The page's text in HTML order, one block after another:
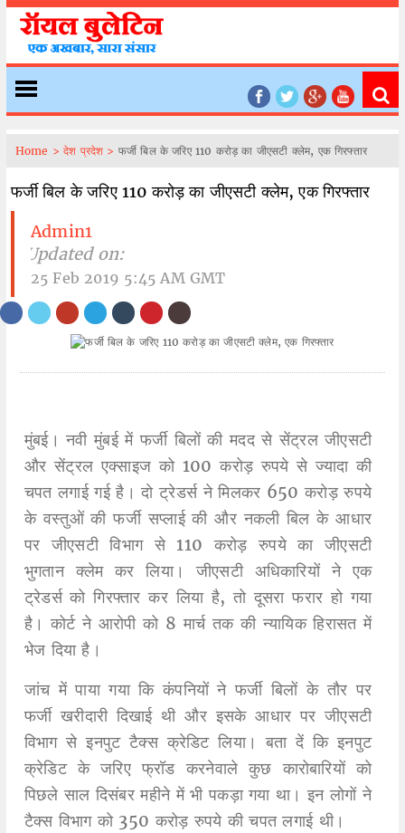
Home > देश प्रदेश > फर्जी बिल के जरिए 110 करोड़ का जीएसटी क्लेम, एक गिरफ्तार
फर्जी बिल के जरिए 110 करोड़ का जीएसटी क्लेम, एक गिरफ्तार
Admin1
| Updated on:
25 Feb 2019 5:45 AM GMT
मुंबई। नवी मुंबई में फर्जी बिलों की मदद से सेंट्रल जीएसटी
और सेंट्रल एक्साइज को 100 करोड़ रुपये से ज्यादा की
चपत लगाई गई है। दो ट्रेडर्स ने मिलकर 650 करोड़ रुपये
के वस्तुओं की फर्जी सप्लाई की और नकली बिल के आधार
पर जीएसटी विभाग से 110 करोड़ रुपये का जीएसटी
भुगतान क्लेम कर लिया। जीएसटी अधिकारियों ने एक
ट्रेडर्स को गिरफ्तार कर लिया है, तो दूसरा फरार हो गया
है। कोर्ट ने आरोपी को 8 मार्च तक की न्यायिक हिरासत में
भेज दिया है।
जांच में पाया गया कि कंपनियों ने फर्जी बिलों के तौर पर
फर्जी खरीदारी दिखाई थी और इसके आधार पर जीएसटी
विभाग से इनपुट टैक्स क्रेडिट लिया। बता दें कि इनपुट
क्रेडिट के जरिए फ्रॉड करनेवाले कुछ कारोबारियों को
पिछले साल दिसंबर महीने में भी पकड़ा गया था। इन लोगों ने
टैक्स विभाग को 350 करोड़ रुपये की चपत लगाई थी।